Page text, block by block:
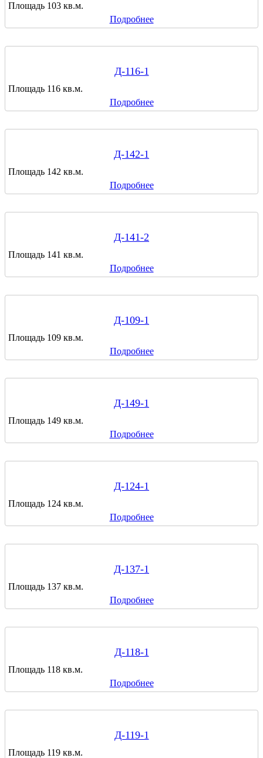
Площадь 103 кв.м.
Подробнее
Д-116-1
Площадь 116 кв.м.
Подробнее
Д-142-1
Площадь 142 кв.м.
Подробнее
Д-141-2
Площадь 141 кв.м.
Подробнее
Д-109-1
Площадь 109 кв.м.
Подробнее
Д-149-1
Площадь 149 кв.м.
Подробнее
Д-124-1
Площадь 124 кв.м.
Подробнее
Д-137-1
Площадь 137 кв.м.
Подробнее
Д-118-1
Площадь 118 кв.м.
Подробнее
Д-119-1
Площадь 119 кв.м.